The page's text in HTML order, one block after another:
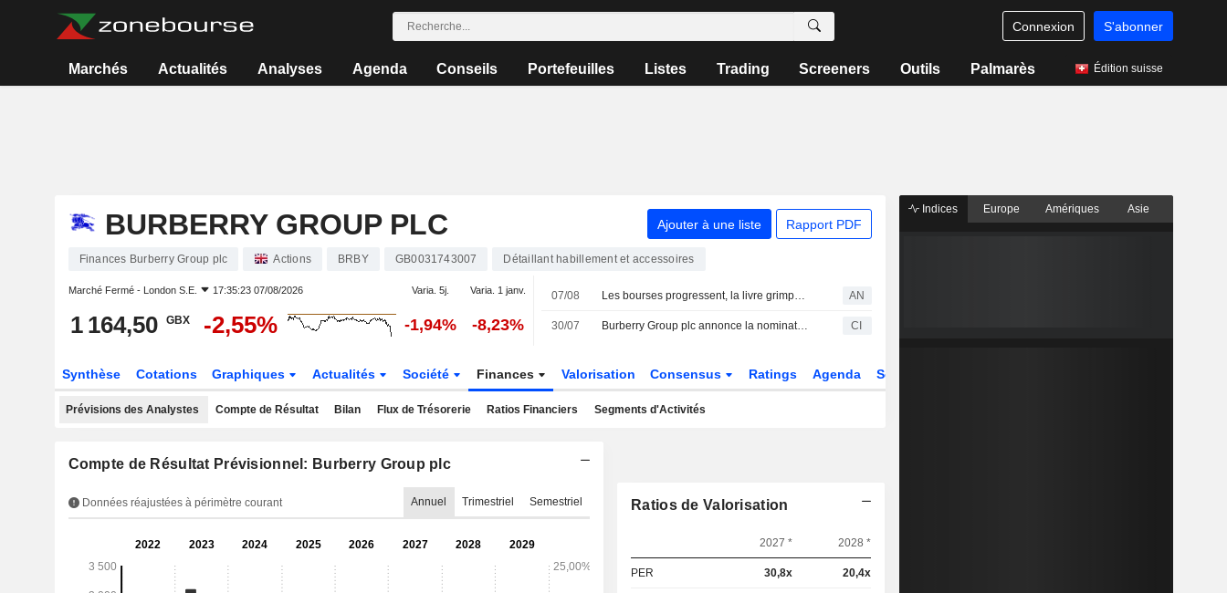
Connexion S'abonner
Marchés Actualités Analyses Agenda Conseils Portefeuilles Listes Trading Screeners Outils Palmarès Édition suisse
BURBERRY GROUP PLC Ajouter à une liste Rapport PDF
Finances Burberry Group plc Actions BRBY GB0031743007 Détaillant habillement et accessoires
Marché Fermé - London S.E. 17:35:23 07/08/2026 Varia. 5j. Varia. 1 janv.
1 164,50 GBX -2,55% -1,94% -8,23%
07/08 Les bourses progressent, la livre grimpe après la baisse surprise de l'emploi aux États-Unis AN
30/07 Burberry Group plc annonce la nomination d'Alexander Lacik au conseil d'administration en tant qu'administrateur non exécutif indépendant et membre du comité des nominations, avec effet au 1er septembre 2026 CI
Synthèse Cotations Graphiques Actualités Société Finances Valorisation Consensus Ratings Agenda Secteur
Prévisions des Analystes Compte de Résultat Bilan Flux de Trésorerie Ratios Financiers Segments d'Activités
Compte de Résultat Prévisionnel: Burberry Group plc
Données réajustées à périmètre courant Annuel Trimestriel Semestriel Ratios de Valorisation
2027 * 2028 *
PER 30,8x 20,4x
Indices Europe Amériques Asie